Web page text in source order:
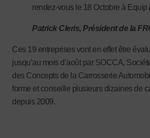
rendez-vous le 18 Octobre à Equip
Patrick Cleris, Président de la
Ces 19 entreprises vont en effet être
jusqu’au mois d’août par SOCCA,
des Concepts de la Carrosserie
forme et conseille plusieurs dizaines de
depuis 2009.